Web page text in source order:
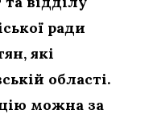
ради
які
області.
можна за